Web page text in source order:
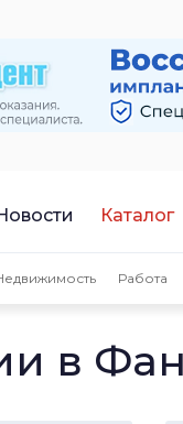
Каталог
Работа
в